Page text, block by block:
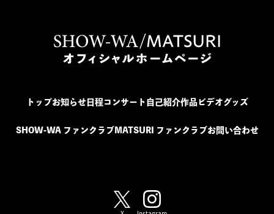
トップお知らせ日程コンサート 自己紹介作品ビデオグッズ
SHOW-WA ファンクラブMATSURI ファンクラブお問い合わせ